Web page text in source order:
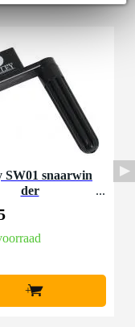
SW01 snaarwin
der
+